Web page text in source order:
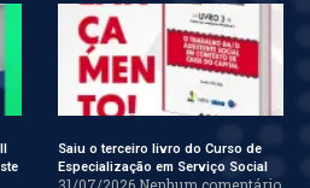
Saiu o terceiro livro do Curso de
Especialização em Serviço Social